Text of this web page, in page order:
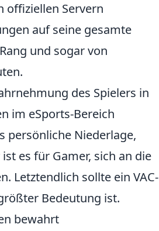
offiziellen Servern
auf seine gesamte
und sogar von
des Spielers in
im eSports-Bereich
persönliche Niederlage,
es für Gamer, sich an die
Letztendlich sollte ein VAC-
Bedeutung ist.
bewahrt